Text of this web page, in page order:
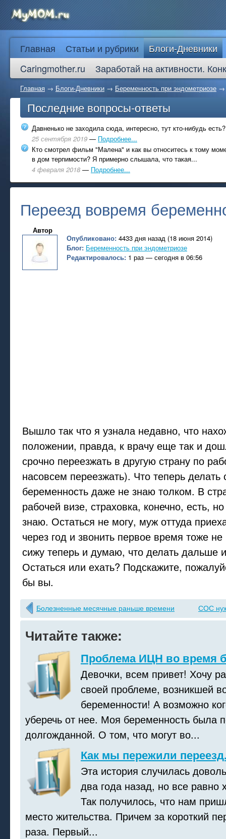
Главная Статьи и рубрики
Блоги-Дневники
Caringmother.ru
Заработай на активности.
Главная → Блоги-Дневники → Беременность при эндометриозе
Последние вопросы-ответы
Давненько не заходила сюда, интересно, тут кто-нибудь есть?
25 сентября 2019 — Подробнее...
Кто смотрел фильм "Малена" и как вы относитесь к тому
в дом терпимости? Я примерно слышала, что такая...
4 февраля 2018 — Подробнее...
Переезд вовремя
Автор
Опубликовано: 4433 дня назад (18 июня 2014)
Блог: Беременность при эндометриозе
Редактировалось: 1 раз — сегодня в 06:56
Вышло так что я узнала недавно, что
положении, правда, к врачу еще так и
срочно переезжать в другую страну по
насовсем переезжать). Что теперь делать
беременность даже не знаю толком. В
рабочей визе, страховка, конечно, есть,
знаю. Остаться не могу, муж оттуда
через год и звонить первое время тоже
сижу теперь и думаю, что делать дальше
Остаться или ехать? Подскажите,
бы вы.
Болезненные месячные раньше времени СОС
Читайте также:
Проблема ИЦН во время
Девочки, всем привет! Хочу
своей проблеме, возникшей
беременности! А возможно
уберечь от нее. Моя беременность была
долгожданной. О том, что могут во...
Как мы пережили
Эта история случилась
два года назад, но все равно
Так получилось, что нам
место жительства. Причем за короткий
раза. Первый...